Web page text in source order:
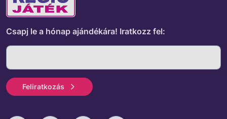
Csapj le a hónap ajándékára! Iratkozz fel:
Feliratkozás